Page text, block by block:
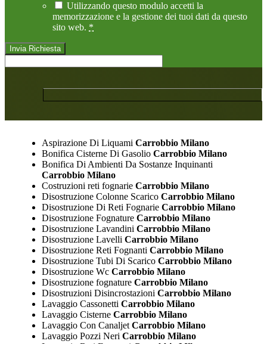
Utilizzando questo modulo accetti la
memorizzazione e la gestione dei tuoi dati da questo
sito web. *
Aspirazione Di Liquami Carrobbio Milano
Bonifica Cisterne Di GasolioCarrobbio Milano
Bonifica Di Ambienti Da Sostanze Inquinanti
Carrobbio Milano
Costruzioni reti fognarieCarrobbio Milano
Disostruzione Colonne ScaricoCarrobbio Milano
Disostruzione Di Reti FognarieCarrobbio Milano
Disostruzione FognatureCarrobbio Milano
Disostruzione Lavandini Carrobbio Milano
Disostruzione Lavelli Carrobbio Milano
Disostruzione Reti Fognanti Carrobbio Milano
Disostruzione Tubi Di ScaricoCarrobbio Milano
Disostruzione WcCarrobbio Milano
Disostruzione fognatureCarrobbio Milano
Disostruzioni Disincrostazioni Carrobbio Milano
Lavaggio Cassonetti Carrobbio Milano
Lavaggio CisterneCarrobbio Milano
Lavaggio Con CanaljetCarrobbio Milano
Lavaggio Pozzi Neri Carrobbio Milano